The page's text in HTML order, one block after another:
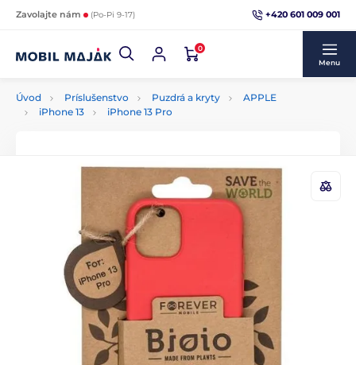
Zavolajte nám (Po-Pi 9-17) +420 601 009 001
0
Menu
Úvod Príslušenstvo Puzdrá a kryty
APPLE
iPhone 13
iPhone 13 Pro